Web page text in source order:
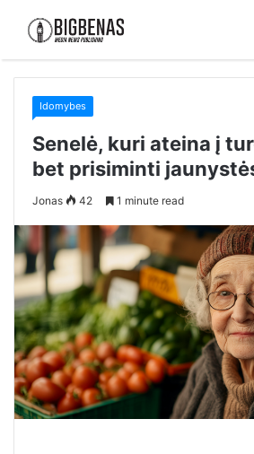
Idomybes
Senelė, kuri ateina į
bet prisiminti
Jonas 42 1 minute read